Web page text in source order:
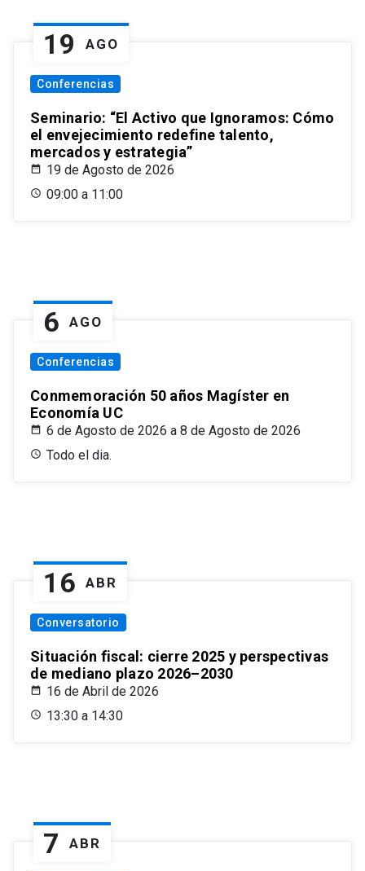
19 AGO
Conferencias
Seminario: “El Activo que Ignoramos: Cómo
el envejecimiento redefine talento,
mercados y estrategia”
19 de Agosto de 2026
09:00 a 11:00
6 AGO
Conferencias
Conmemoración 50 años Magíster en
Economía UC
6 de Agosto de 2026 a 8 de Agosto de 2026
Todo el dia.
16 ABR
Conversatorio
Situación fiscal: cierre 2025 y perspectivas
de mediano plazo 2026–2030
16 de Abril de 2026
13:30 a 14:30
7 ABR